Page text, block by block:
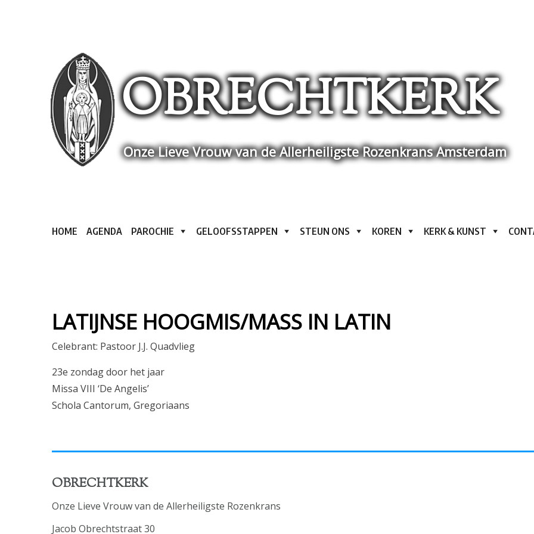
OBRECHTKERK
Onze Lieve Vrouw van de Allerheiligste Rozenkrans Amsterdam
HOME AGENDA PAROCHIE GELOOFSSTAPPEN STEUN ONS KOREN KERK & KUNST
LATIJNSE HOOGMIS/MASS IN LATIN
Celebrant: Pastoor J.J. Quadvlieg
23e zondag door het jaar
Missa VIII ‘De Angelis’
Schola Cantorum, Gregoriaans
OBRECHTKERK
Onze Lieve Vrouw van de Allerheiligste Rozenkrans
Jacob Obrechtstraat 30